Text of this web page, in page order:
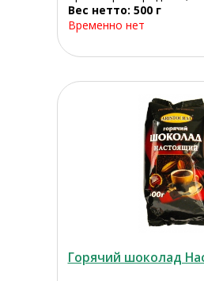
Вес нетто: 500 г
Временно нет
Горячий шоколад